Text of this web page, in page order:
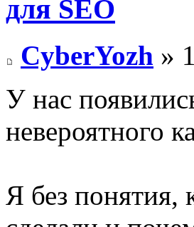
для SEO
CyberYozh »
У нас
невероятного
Я без понятия,